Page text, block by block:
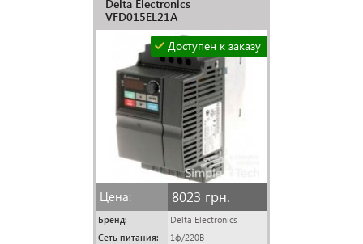
Delta Electronics
VFD015EL21A
Доступен к заказу
Цена: 8023 грн.
Бренд: Delta Electronics
Сеть питания: 1ф/220В